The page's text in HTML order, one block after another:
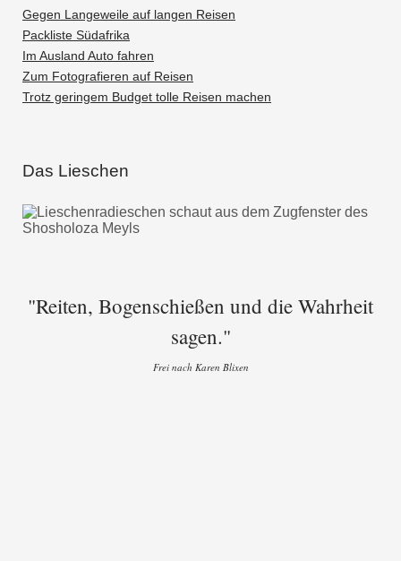
Gegen Langeweile auf langen Reisen
Packliste Südafrika
Im Ausland Auto fahren
Zum Fotografieren auf Reisen
Trotz geringem Budget tolle Reisen machen
Das Lieschen
"Reiten, Bogenschießen und die Wahrheit
sagen."
Frei nach Karen Blixen